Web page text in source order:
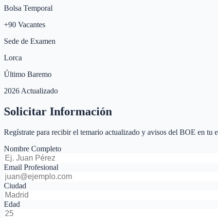
Bolsa Temporal
+90 Vacantes
Sede de Examen
Lorca
Último Baremo
2026 Actualizado
Solicitar Información
Regístrate para recibir el temario actualizado y avisos del BOE en tu
Nombre Completo
Email Profesional
Ciudad
Edad